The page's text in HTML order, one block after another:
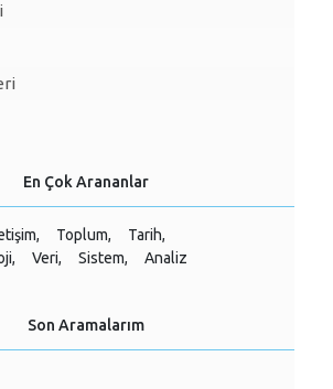
En Çok Arananlar
Toplum,
Tarih,
Veri, Sistem, Analiz
Son Aramalarım